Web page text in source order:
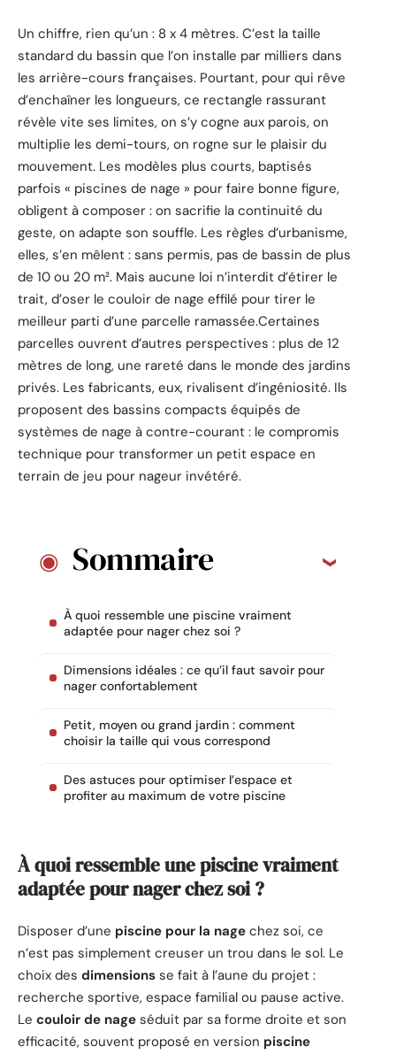
Un chiffre, rien qu’un : 8 x 4 mètres. C’est la taille
standard du bassin que l’on installe par milliers dans
les arrière-cours françaises. Pourtant, pour qui rêve
d’enchaîner les longueurs, ce rectangle rassurant
révèle vite ses limites, on s’y cogne aux parois, on
multiplie les demi-tours, on rogne sur le plaisir du
mouvement. Les modèles plus courts, baptisés
parfois « piscines de nage » pour faire bonne figure,
obligent à composer : on sacrifie la continuité du
geste, on adapte son souffle. Les règles d’urbanisme,
elles, s’en mêlent : sans permis, pas de bassin de plus
de 10 ou 20 m². Mais aucune loi n’interdit d’étirer le
trait, d’oser le couloir de nage effilé pour tirer le
meilleur parti d’une parcelle ramassée.Certaines
parcelles ouvrent d’autres perspectives : plus de 12
mètres de long, une rareté dans le monde des jardins
privés. Les fabricants, eux, rivalisent d’ingéniosité. Ils
proposent des bassins compacts équipés de
systèmes de nage à contre-courant : le compromis
technique pour transformer un petit espace en
terrain de jeu pour nageur invétéré.
Sommaire
À quoi ressemble une piscine vraiment
adaptée pour nager chez soi ?
Dimensions idéales : ce qu’il faut savoir pour
nager confortablement
Petit, moyen ou grand jardin : comment
choisir la taille qui vous correspond
Des astuces pour optimiser l’espace et
profiter au maximum de votre piscine
À quoi ressemble une piscine vraiment
adaptée pour nager chez soi ?
Disposer d’une piscine pour la nage chez soi, ce
n’est pas simplement creuser un trou dans le sol. Le
choix des dimensions se fait à l’aune du projet :
recherche sportive, espace familial ou pause active.
Le couloir de nage séduit par sa forme droite et son
efficacité, souvent proposé en version piscine